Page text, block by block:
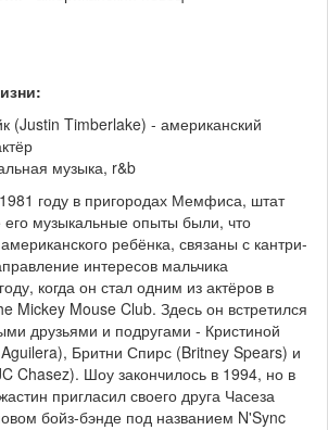
(Justin Timberlake) - американский
музыка, r&b
году в пригородах Мемфиса, штат
музыкальные опыты были, что
ребёнка, связаны с кантри-
интересов мальчика
когда он стал одним из актёров в
Mickey Mouse Club. Здесь он встретился
друзьями и подругами - Кристиной
Бритни Спирс (Britney Spears) и
Chasez). Шоу закончилось в 1994, но в
пригласил своего друга Часеза
бойз-бэнде под названием N'Sync